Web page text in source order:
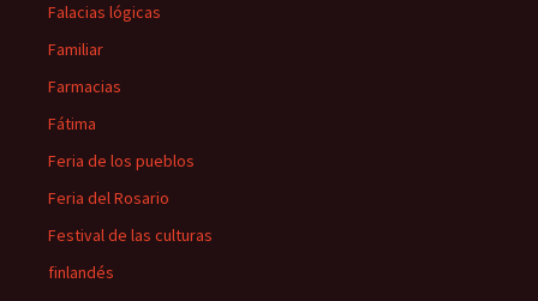
Falacias lógicas
Familiar
Farmacias
Fátima
Feria de los pueblos
Feria del Rosario
Festival de las culturas
finlandés